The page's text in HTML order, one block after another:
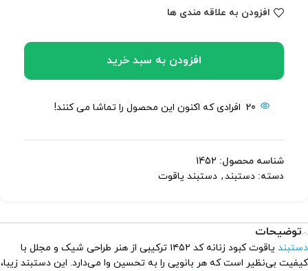
افزودن به علاقه مندی ها
افزودن به سبد خرید
20 افرادی که اکنون این محصول را تماشا می کنند!
شناسه محصول: 1452
دسته: دستبند, دستبند یاقوت
توضیحات
دستبند
یاقوت کبود زنانه کد ۱۴۵۲ ترکیبی از هنر طراحی شیک و مجلل با
کیفیت بی‌نظیر است که هر بانویی را به تحسین وا می‌دارد. این دستبند زیبا،